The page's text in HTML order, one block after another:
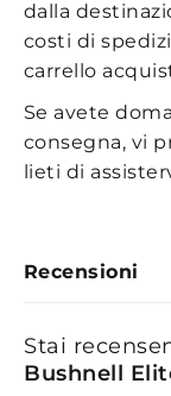
dalla
costi di
carrello
Se avete
consegna, vi
lieti di
Recensioni
Stai
Bushnell